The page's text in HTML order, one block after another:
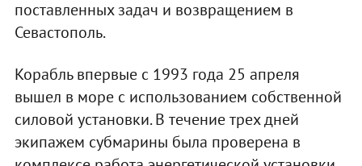
поставленных задач и возвращением в
Севастополь.
Корабль впервые с 1993 года 25 апреля
вышел в море с использованием собственной
силовой установки. В течение трех дней
экипажем субмарины была проверена в